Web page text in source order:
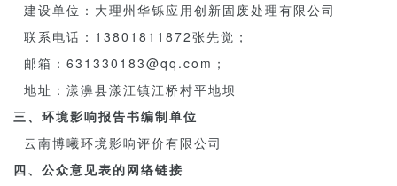
建设单位：大理州华铄应用创新固废处理有限公司
联系电话：13801811872张先觉；
邮箱：631330183@qq.com；
地址：漾濞县漾江镇江桥村平地坝
三、环境影响报告书编制单位
云南博曦环境影响评价有限公司
四、公众意见表的网络链接